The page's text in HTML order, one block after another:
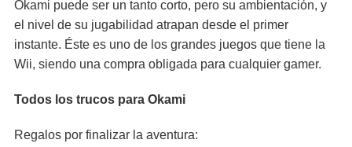
Okami puede ser un tanto corto, pero su ambientación, y
el nivel de su jugabilidad atrapan desde el primer
instante. Éste es uno de los grandes juegos que tiene la
Wii, siendo una compra obligada para cualquier gamer.
Todos los trucos para Okami
Regalos por finalizar la aventura: